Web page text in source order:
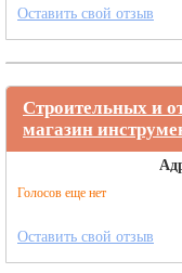
Оставить свой отзыв
Строительных и
магазин
Голосов еще нет
Оставить свой отзыв